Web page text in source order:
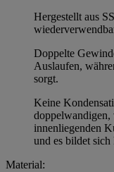
Hergestellt aus
Doppelte
Auslaufen,
sorgt.
Keine
innenliegenden
und es bildet
Material: